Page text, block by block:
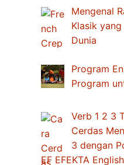
Mengenal
Klasik
Dunia
Program
Program
Verb 1 2 3
Cerdas
3 dengan
EF EFEKTA